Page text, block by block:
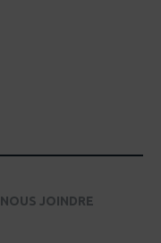
NOUS JOINDRE